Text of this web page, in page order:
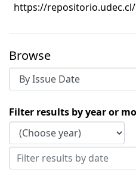
https://
Browse
Browsing
Filter results by year or